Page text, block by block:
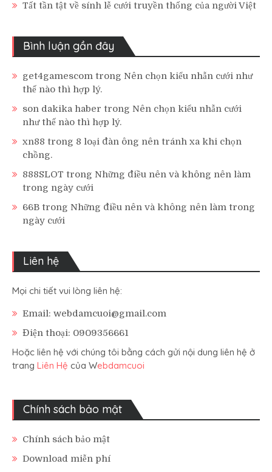
Tất tần tật về sính lễ cưới truyền thống của người Việt
Bình luận gần đây
get4gamescom trong Nên chọn kiểu nhẫn cưới như
thế nào thì hợp lý.
son dakika haber trong Nên chọn kiểu nhẫn cưới
như thế nào thì hợp lý.
xn88 trong 8 loại đàn ông nên tránh xa khi chọn
chồng.
888SLOT trong Những điều nên và không nên làm
trong ngày cưới
66B trong Những điều nên và không nên làm trong
ngày cưới
Liên hệ
Mọi chi tiết vui lòng liên hệ:
Email: webdamcuoi@gmail.com
Điện thoại: 0909356661
Hoặc liên hệ với chúng tôi bằng cách gửi nội dung liên hệ ở
trang Liên Hệ của Webdamcuoi
Chính sách bảo mật
Chính sách bảo mật
Download miễn phí